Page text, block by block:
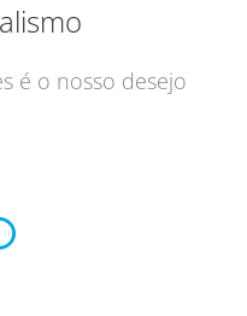
é o nosso desejo